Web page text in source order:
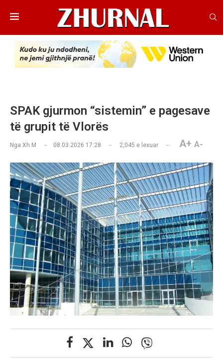
SPAK gjurmon “sistemin” e pagesave
të grupit të Vlorës
Nga Xh M 08.03.2026 17:28 2,045 e lexuar A+ A-